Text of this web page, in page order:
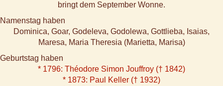
bringt dem September Wonne.
Namenstag haben
Dominica, Goar, Godeleva, Godolewa, Gottlieba, Isaias,
Maresa, Maria Theresia (Marietta, Marisa)
Geburtstag haben
* 1796: Théodore Simon Jouffroy († 1842)
* 1873: Paul Keller († 1932)